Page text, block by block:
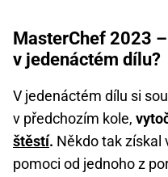
MasterChef 2023
v jedenáctém dílu?
V jedenáctém dílu si
v předchozím kole,
štěstí. Někdo tak získal
pomoci od jednoho z